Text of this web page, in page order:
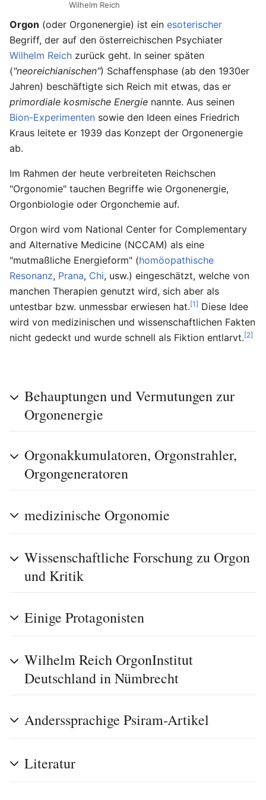
Wilhelm Reich
Orgon (oder Orgonenergie) ist ein esoterischer
Begriff, der auf den österreichischen Psychiater
Wilhelm Reich zurück geht. In seiner späten
("neoreichianischen") Schaffensphase (ab den 1930er
Jahren) beschäftigte sich Reich mit etwas, das er
primordiale kosmische Energie nannte. Aus seinen
Bion-Experimenten sowie den Ideen eines Friedrich
Kraus leitete er 1939 das Konzept der Orgonenergie
ab.
Im Rahmen der heute verbreiteten Reichschen
"Orgonomie" tauchen Begriffe wie Orgonenergie,
Orgonbiologie oder Orgonchemie auf.
Orgon wird vom National Center for Complementary
and Alternative Medicine (NCCAM) als eine
"mutmaßliche Energieform" (homöopathische
Resonanz, Prana, Chi, usw.) eingeschätzt, welche von
manchen Therapien genutzt wird, sich aber als
untestbar bzw. unmessbar erwiesen hat.[1] Diese Idee
wird von medizinischen und wissenschaftlichen Fakten
nicht gedeckt und wurde schnell als Fiktion entlarvt.[2]
Behauptungen und Vermutungen zur
Orgonenergie
Orgonakkumulatoren, Orgonstrahler,
Orgongeneratoren
medizinische Orgonomie
Wissenschaftliche Forschung zu Orgon
und Kritik
Einige Protagonisten
Wilhelm Reich OrgonInstitut
Deutschland in Nümbrecht
Anderssprachige Psiram-Artikel
Literatur